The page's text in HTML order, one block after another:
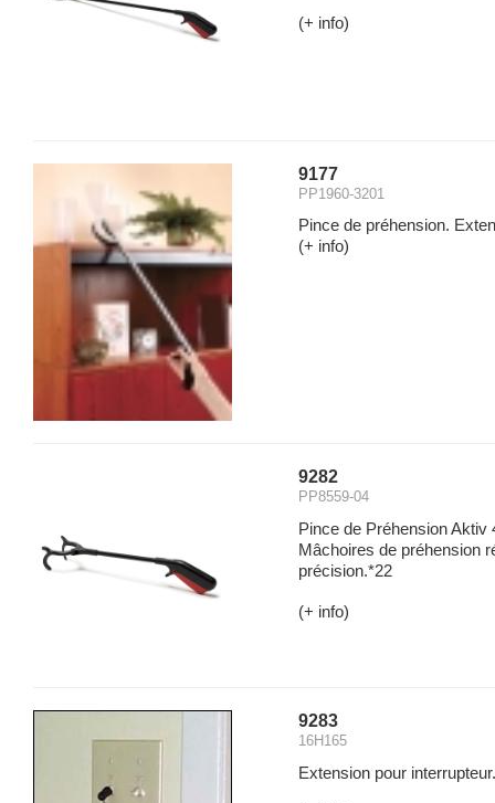
(+ info)
9177
PP1960-3201
Pince de préhension.
(+ info)
9282
PP8559-04
Pince de Préhension Aktiv
Mâchoires de préhension
précision.*22
(+ info)
9283
16H165
Extension pour